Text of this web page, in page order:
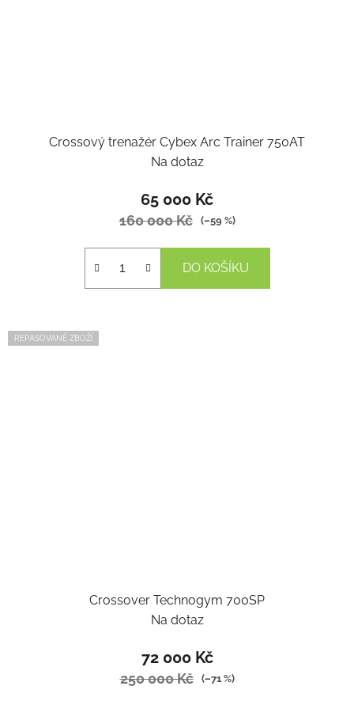
Crossový trenažér Cybex Arc Trainer 750AT
Na dotaz
65 000 Kč
160 000 Kč (–59 %)
DO KOŠÍKU
REPASOVANÉ ZBOŽÍ
Crossover Technogym 700SP
Na dotaz
72 000 Kč
250 000 Kč (–71 %)